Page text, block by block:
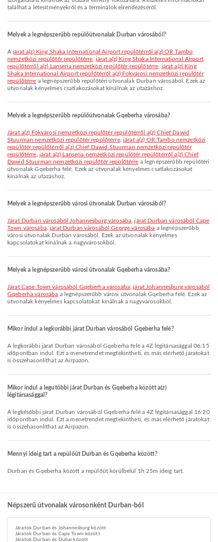
találhat a létesítményekről és a terminálok elrendezéséről.
Melyek a legnépszerűbb repülőútvonalak Durban városából?
Ajárat a(z) King Shaka International Airport repülőtérről a(z) OR Tambo
nemzetközi repülőtér repülőtérre járat a(z) King Shaka International Airport
repülőtérről a(z) Lanseria nemzetközi repülőtér repülőtérre járat a(z) King
Shaka International Airport repülőtérről a(z) Fokvárosi nemzetközi repülőtér
repülőtérre a legnépszerűbb repülőtéri útvonalak Durban városából. Ezek az
útvonalak kényelmes csatlakozásokat kínálnak az utazáshoz.
Melyek a legnépszerűbb repülőútvonalak Gqeberha városába?
járat a(z) Fokvárosi nemzetközi repülőtér repülőtérről a(z) Chief Dawid
Stuurman nemzetközi repülőtér repülőtérre,járat a(z) OR Tambo nemzetközi
repülőtér repülőtérről a(z) Chief Dawid Stuurman nemzetközi repülőtér
repülőtérre járat a(z) Lanseria nemzetközi repülőtér repülőtérről a(z) Chief
Dawid Stuurman nemzetközi repülőtér repülőtérre a legnépszerűbb repülőtéri
útvonalak Gqeberha felé. Ezek az útvonalak kényelmes csatlakozásokat
kínálnak az utazáshoz.
Melyek a legnépszerűbb városi útvonalak Durban városából?
járat Durban városából Johannesburg városába ,járat Durban városából Cape
Town városába,járat Durban városából George városába a legnépszerűbb
városi útvonalak Durban városából. Ezek az útvonalak kényelmes
kapcsolatokat kínálnak a nagyvárosokból.
Melyek a legnépszerűbb városi útvonalak Gqeberha városába?
járat Cape Town városából Gqeberha városába ,járat Johannesburg városából
Gqeberha városába a legnépszerűbb városi útvonalak Gqeberha felé. Ezek az
útvonalak kényelmes kapcsolatokat kínálnak a nagyvárosokból.
Mikor indul a legkorábbi járat Durban városából Gqeberha felé?
A legkorábbi járat Durban városából Gqeberha felé a 4Z légitársasággal 06:15
időpontban indul. Ezt a menetrendet megtekintheti, és más elérhető járatokat
is összehasonlíthat az Airpazon.
Mikor indul a legutóbbi járat Durban és Gqeberha között a(z)
légitársasággal?
A legkésőbbi járat Durban városából Gqeberha felé a 4Z légitársasággal 16:20
időpontban indul. Ezt a menetrendet megtekintheti, és más elérhető járatokat
is összehasonlíthat az Airpazon.
Mennyi ideig tart a repülőút Durban és Gqeberha között?
Durban és Gqeberha között a repülőút körülbelül 1h 25m ideig tart.
Népszerű útvonalak városonként Durban-ból
Járatok Durban és Johannesburg között
Járatok Durban és Cape Town között
Járatok Durban és Dubai között